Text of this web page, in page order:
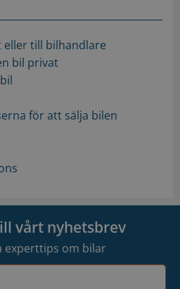
eller till bilhandlare
bil privat
för att sälja bilen
vårt nyhetsbrev
experttips om bilar